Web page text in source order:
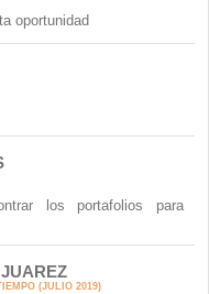
oportunidad
los portafolios para
(JULIO 2019)